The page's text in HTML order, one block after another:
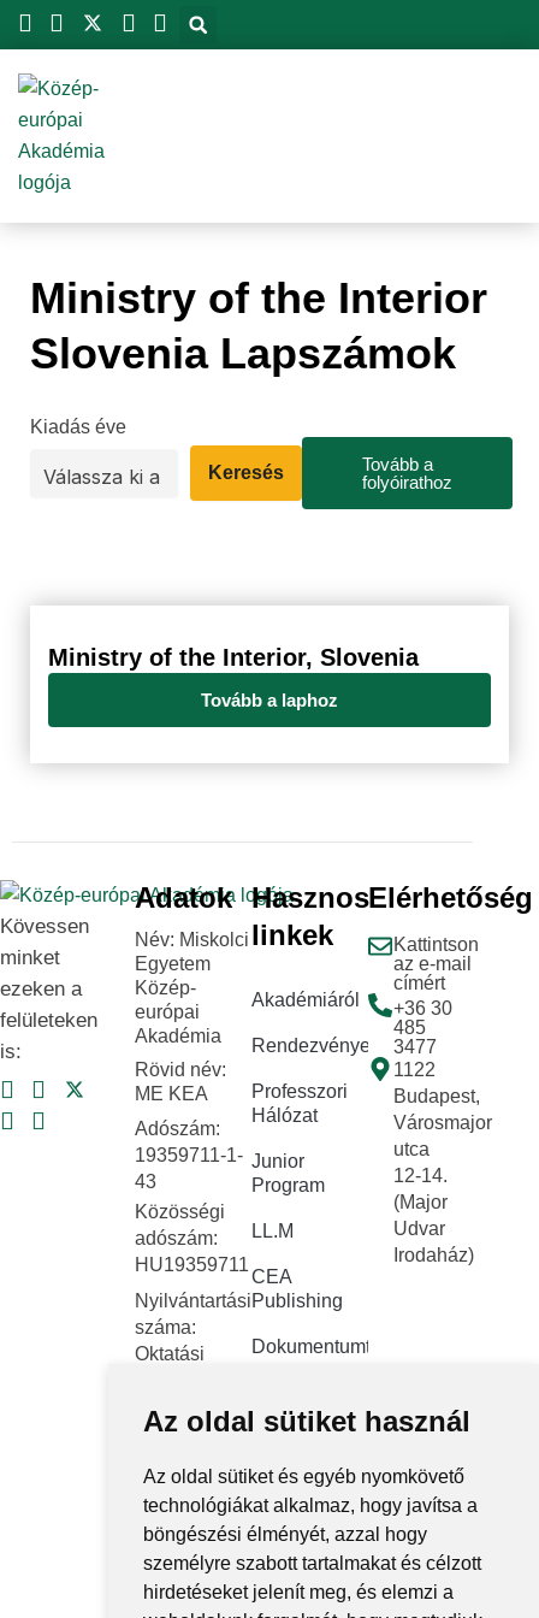
Az oldal sütiket használ
Az oldal sütiket és egyéb nyomkövető
technológiákat alkalmaz, hogy javítsa a
böngészési élményét, azzal hogy
személyre szabott tartalmakat és célzott
hirdetéseket jelenít meg, és elemzi a
Skip
to
content
Ministry of the Interior
Slovenia Lapszámok
Kiadás éve
Keresés
Tovább a
folyóirathoz
Ministry of the Interior, Slovenia
Tovább a laphoz
Kövessen
minket
ezeken a
felületeken
is:
Adatok
Név: Miskolci
Egyetem
Közép-
európai
Akadémia
Rövid név:
ME KEA
Adószám:
19359711-1-
43
Közösségi
adószám:
HU19359711
Nyilvántartási
száma:
Oktatási
FNYF/419-
4/2023
Székhely:
1122
Budapest,
Városmajor
utca 12-14.
Hasznos
linkek
Akadémiáról
Rendezvények
Professzori
Hálózat
Junior
Program
LL.M
CEA
Publishing
Dokumentumtár
Közérdekű
Közadatkereső
rendszer
Központi
elektronikus
Elérhetőség
Kattintson
az e-mail
címért
+36 30
485
3477
1122
Budapest,
Városmajor
utca
12-14.
(Major
Udvar
Irodaház)